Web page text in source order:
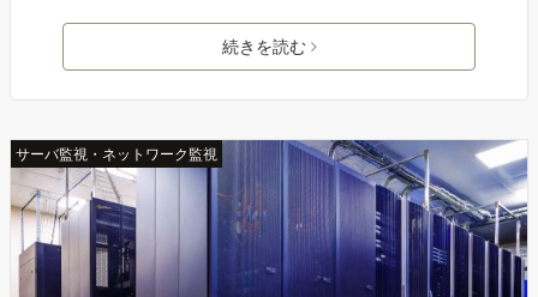
続きを読む
サーバ監視・ネットワーク監視